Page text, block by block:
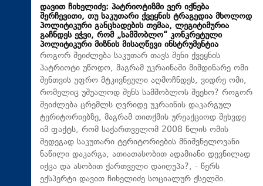
დავით ჩიხელიძე: პატრიოტიზმი ვერ იქნება
შერჩევითი, თუ საკუთარი ქვეყნის ტრაგედია მხოლოდ
პოლიტიკური განცხადების თემაა, ლეგიტიმურია
გაჩნდეს ეჭვი, რომ „სამშობლო“ კონკრეტული
პოლიტიკური მიზნის მისაღწევი ინსტრუმენტია
როგორ შეიძლება საკუთარ თავს შენი ქვეყნის
პატრიოტი უწოდო, მაგრამ უკრაინაში მიმდინარე ომი
შენთვის უფრო მტკივნეული აღმოჩნდეს, ვიდრე ომი,
რომელიც უშუალოდ შენს სამშობლოს შეეხო? როგორ
შეიძლება ცრემლს ღვრიდე უკრაინის დაკარგულ
ტერიტორიებზე, მაგრამ თითქმის ურეაქციოდ შეხვდე
იმ ფაქტს, რომ საქართველომ 2008 წლის ომის
შედეგად საკუთარი ტერიტორიების მნიშვნელოვანი
ნაწილი დაკარგა, ათიათასობით ადამიანი დევნილად
იქცა და ასობით ქართველი დაიღუპა?, - წერს
ექსპერტი დავით ჩიხელიძე სოციალურ ქსელში.